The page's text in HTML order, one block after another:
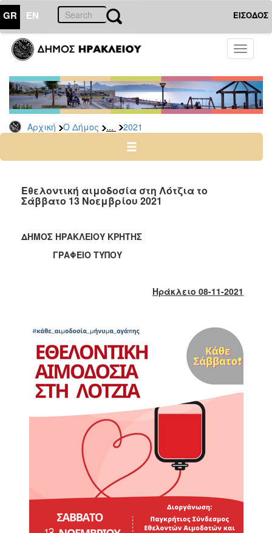
GR EN ΕΙΣΟΔΟΣ
Toggle
Αρχική Ο Δήμος ... 2021
ΔΗΜΟΣ
Δελτία
Τύπου
Αρχείο
2026
2024
2022
2020
2019
2015
2013
2012
2011
2010
2006
ΠΟΛΙΤΙΣΜΟΣ
Εθελοντική αιμοδοσία στη Λότζια το
Σάββατο 13 Νοεμβρίου 2021
ΔΗΜΟΣ ΗΡΑΚΛΕΙΟΥ ΚΡΗΤΗΣ
ΓΡΑΦΕΙΟ ΤΥΠΟΥ
Ηράκλειο 08-11-2021